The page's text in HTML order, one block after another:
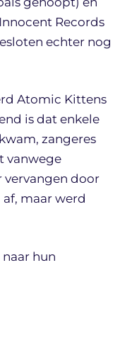
Records
echter nog
Atomic Kittens
is dat enkele
zangeres
vanwege
vervangen door
af, maar werd
hun